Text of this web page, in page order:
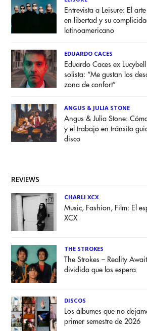
Entrevista a Leisure: El
en libertad y su
latinoamericano
EDUARDO CACES
Eduardo Caces ex
solista: “Me gustan los
zona de confort”
ANGUS & JULIA STONE
Angus & Julia Stone:
y el trabajo en tránsito
disco
REVIEWS
CHARLI XCX
Music, Fashion, Film: El
XCX
THE STROKES
The Strokes – Reality
dividida que los espera
DISCOS
Los álbumes que no
primer semestre de 2026